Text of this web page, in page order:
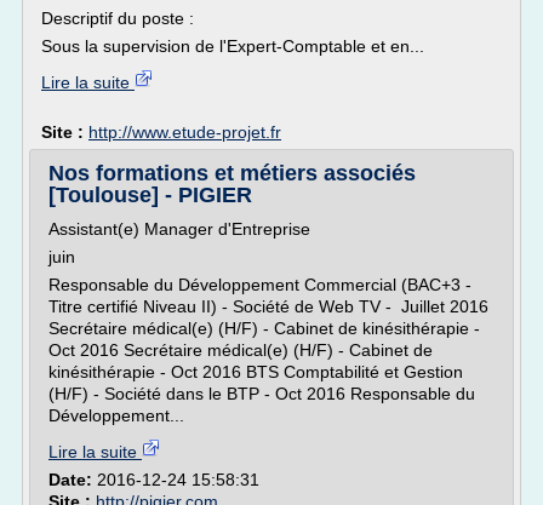
Descriptif du poste :
Sous la supervision de l'Expert-Comptable et en...
Lire la suite
Site : http://www.etude-projet.fr
Nos formations et métiers associés
[Toulouse] - PIGIER
Assistant(e) Manager d'Entreprise
juin
Responsable du Développement Commercial (BAC+3 -
Titre certifié Niveau II) - Société de Web TV - Juillet 2016
Secrétaire médical(e) (H/F) - Cabinet de kinésithérapie -
Oct 2016 Secrétaire médical(e) (H/F) - Cabinet de
kinésithérapie - Oct 2016 BTS Comptabilité et Gestion
(H/F) - Société dans le BTP - Oct 2016 Responsable du
Développement...
Lire la suite
Date: 2016-12-24 15:58:31